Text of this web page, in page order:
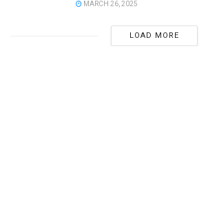
MARCH 26, 2025
LOAD MORE